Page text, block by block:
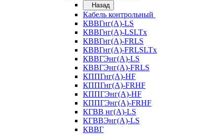
Назад
Кабель контрольный
КВВГнг(А)-LS
КВВГнг(А)-LSLTx
КВВГнг(А)-FRLS
КВВГнг(А)-FRLSLTx
КВВГЭнг(А)-LS
КВВГЭнг(А)-FRLS
КППГнг(А)-HF
КППГнг(А)-FRHF
КППГЭнг(А)-HF
КППГЭнг(А)-FRHF
КГВВ нг(А)-LS
КГВВЭнг(А)-LS
КВВГ